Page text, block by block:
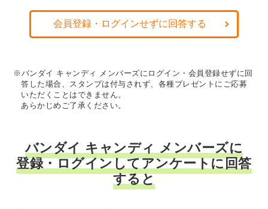
会員登録・ログインせずに回答する
※バンダイ キャンディ メンバーズにログイン・会員登録せずに回
答した場合、スタンプは付与されず、各種プレゼントにご応募
いただくことはできません。
あらかじめご了承ください。
バンダイ キャンディ メンバーズに
登録・ログインしてアンケートに回答
すると